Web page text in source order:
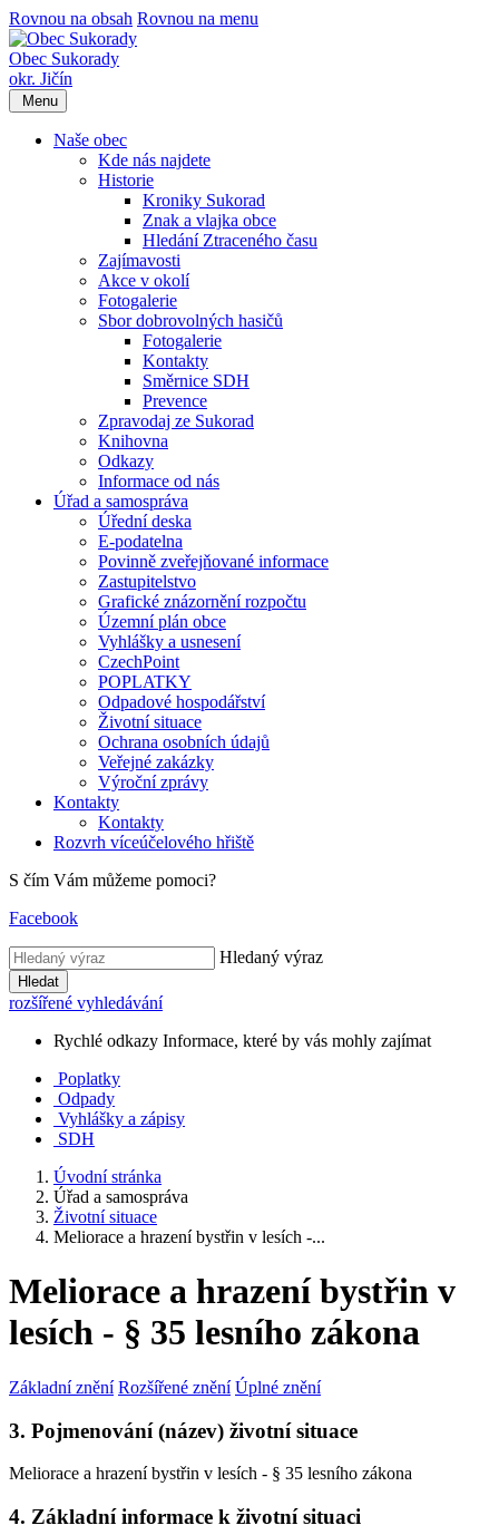
Rovnou na obsah Rovnou na menu
Obec Sukorady
okr. Jičín
Menu
Naše obec
Kde nás najdete
Historie
Kroniky Sukorad
Znak a vlajka obce
Hledání Ztraceného času
Zajímavosti
Akce v okolí
Fotogalerie
Sbor dobrovolných hasičů
Fotogalerie
Kontakty
Směrnice SDH
Prevence
Zpravodaj ze Sukorad
Knihovna
Odkazy
Informace od nás
Úřad a samospráva
Úřední deska
E-podatelna
Povinně zveřejňované informace
Zastupitelstvo
Grafické znázornění rozpočtu
Územní plán obce
Vyhlášky a usnesení
CzechPoint
POPLATKY
Odpadové hospodářství
Životní situace
Ochrana osobních údajů
Veřejné zakázky
Výroční zprávy
Kontakty
Kontakty
Rozvrh víceúčelového hřiště
S čím Vám můžeme pomoci?
Facebook
Hledaný výraz
Hledat
rozšířené vyhledávání
Rychlé odkazy Informace, které by vás mohly zajímat
Poplatky
Odpady
Vyhlášky a zápisy
SDH
Úvodní stránka
Úřad a samospráva
Životní situace
Meliorace a hrazení bystřin v lesích -...
Meliorace a hrazení bystřin v
lesích - § 35 lesního zákona
Základní znění Rozšířené znění Úplné znění
3. Pojmenování (název) životní situace
Meliorace a hrazení bystřin v lesích - § 35 lesního zákona
4. Základní informace k životní situaci